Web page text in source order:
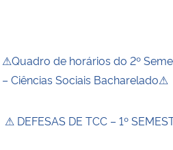
⚠Quadro de horários do 2º
– Ciências Sociais Bacharelado⚠
⚠ DEFESAS DE TCC – 1º